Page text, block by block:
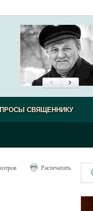
СВЯЩЕННИКУ
Распечатать